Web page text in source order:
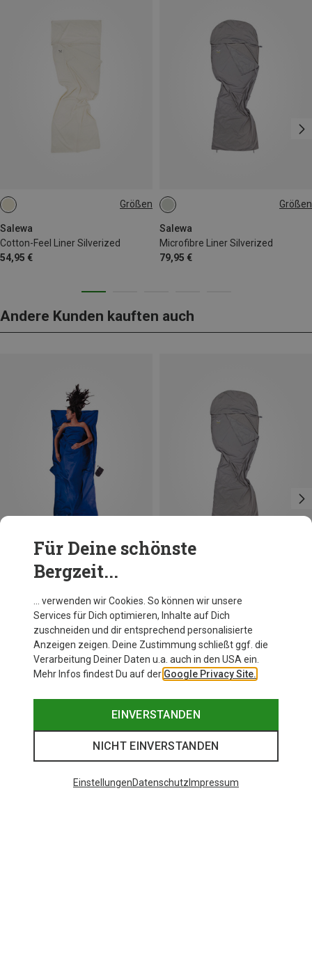
Größen
Salewa
Cotton-Feel Liner Silverized
54,95 €
MAX. 185CM Größen
Salewa
Microfibre Liner Silverized
79,95 €
MAX. 185CM
Andere Kunden kauften auch
Du sparst 11%
Salewa
Microfibre Liner Silverized
79,95 €
Für Deine schönste
Bergzeit...
… verwenden wir Cookies. So können wir unsere
Services für Dich optimieren, Inhalte auf Dich
zuschneiden und dir entsprechend personalisierte
Anzeigen zeigen. Deine Zustimmung schließt ggf. die
Verarbeitung Deiner Daten u.a. auch in den USA ein.
Mehr Infos findest Du auf der Google Privacy Site.
EINVERSTANDEN
NICHT EINVERSTANDEN
EinstellungenDatenschutz Impressum